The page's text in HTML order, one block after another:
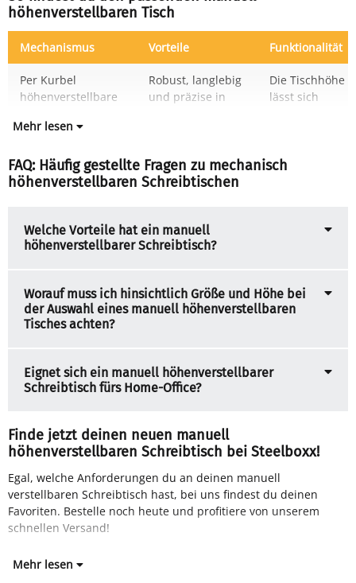
höhenverstellbaren Tisch
Mechanismus Vorteile Funktionalität
Per Kurbel
höhenverstellbare
Robust, langlebig
und präzise in
Die Tischhöhe
lässt sich
Mehr lesen
FAQ: Häufig gestellte Fragen zu mechanisch
höhenverstellbaren Schreibtischen
Welche Vorteile hat ein manuell
höhenverstellbarer Schreibtisch?
Worauf muss ich hinsichtlich Größe und Höhe bei
der Auswahl eines manuell höhenverstellbaren
Tisches achten?
Eignet sich ein manuell höhenverstellbarer
Schreibtisch fürs Home-Office?
Finde jetzt deinen neuen manuell
höhenverstellbaren Schreibtisch bei Steelboxx!
Egal, welche Anforderungen du an deinen manuell
verstellbaren Schreibtisch hast, bei uns findest du deinen
Favoriten. Bestelle noch heute und profitiere von unserem
schnellen Versand!
Mehr lesen